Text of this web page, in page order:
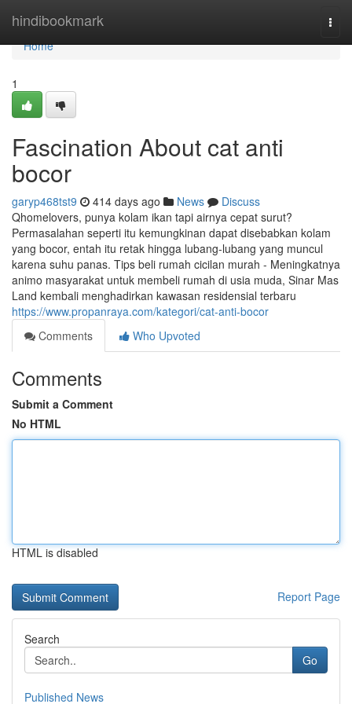
hindibookmark
Home
Home
1
Fascination About cat anti
bocor
garyp468tst9 414 days ago News
Discuss
Qhomelovers, punya kolam ikan tapi airnya cepat surut?
Permasalahan seperti itu kemungkinan dapat disebabkan kolam
yang bocor, entah itu retak hingga lubang-lubang yang muncul
karena suhu panas. Tips beli rumah cicilan murah - Meningkatnya
animo masyarakat untuk membeli rumah di usia muda, Sinar Mas
Land kembali menghadirkan kawasan residensial terbaru
https://www.propanraya.com/kategori/cat-anti-bocor
Comments
Who Upvoted
Comments
Submit a Comment
No HTML
HTML is disabled
Report Page
Search
Go
Published News